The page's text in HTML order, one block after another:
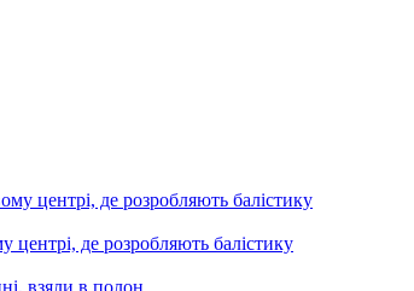
де розробляють балістику